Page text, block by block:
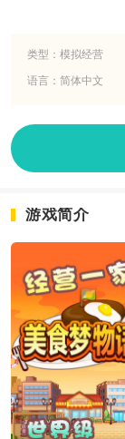
类型：模拟经营
语言：简体中文
游戏简介